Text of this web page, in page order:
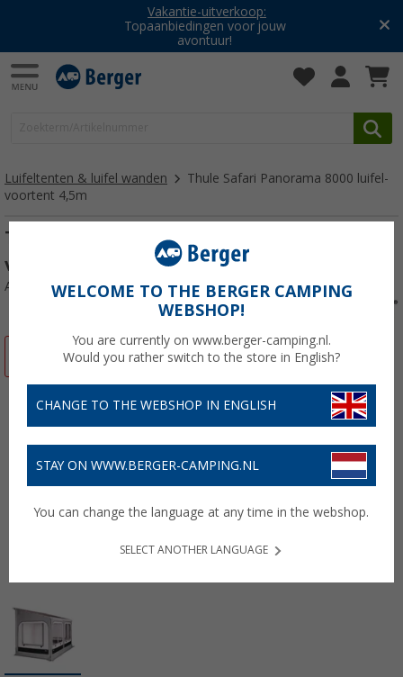
Vakantie-uitverkoop:
Topaanbiedingen voor jouw
avontuur!
Luifeltenten & luifel wanden
Thule Safari Panorama 8000 luifel-
voortent 4,5m
Thule Safari Panorama 8000 L luifel-
voortent 4,5m
Artikelnr: 114630
-18%
WELCOME TO THE BERGER CAMPING
WEBSHOP!
You are currently on www.berger-camping.nl.
Would you rather switch to the store in English?
CHANGE TO THE WEBSHOP IN ENGLISH
STAY ON WWW.BERGER-CAMPING.NL
You can change the language at any time in the webshop.
SELECT ANOTHER LANGUAGE